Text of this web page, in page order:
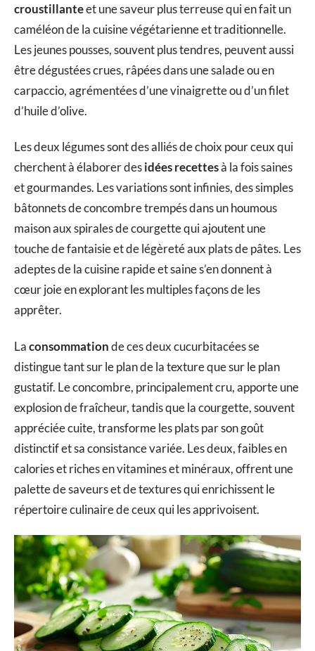
croustillanteet une saveur plus terreuse qui en fait un
caméléon de la cuisine végétarienne et traditionnelle.
Les jeunes pousses, souvent plus tendres, peuvent aussi
être dégustées crues, râpées dans une salade ou en
carpaccio, agrémentées d’une vinaigrette ou d’un filet
d’huile d’olive.
Les deux légumes sont des alliés de choix pour ceux qui
cherchent à élaborer desidées recettesà la fois saines
et gourmandes. Les variations sont infinies, des simples
bâtonnets de concombre trempés dans un houmous
maison aux spirales de courgette qui ajoutent une
touche de fantaisie et de légèreté aux plats de pâtes. Les
adeptes de la cuisine rapide et saine s’en donnent à
cœur joie en explorant les multiples façons de les
apprêter.
Laconsommationde ces deux cucurbitacées se
distingue tant sur le plan de la texture que sur le plan
gustatif. Le concombre, principalement cru, apporte une
explosion de fraîcheur, tandis que la courgette, souvent
appréciée cuite, transforme les plats par son goût
distinctif et sa consistance variée. Les deux, faibles en
calories et riches en vitamines et minéraux, offrent une
palette de saveurs et de textures qui enrichissent le
répertoire culinaire de ceux qui les apprivoisent.